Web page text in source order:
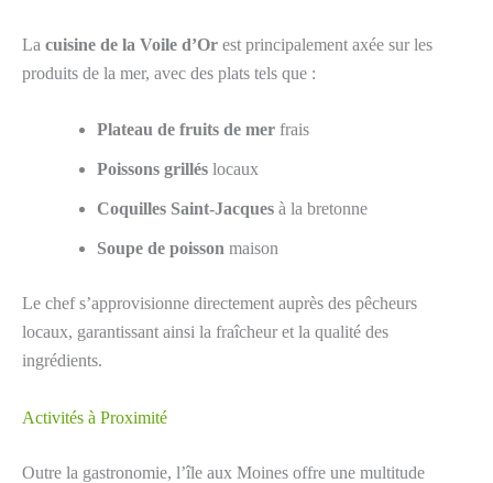
La cuisine de la Voile d’Or est principalement axée sur les
produits de la mer, avec des plats tels que :
Plateau de fruits de mer frais
Poissons grillés locaux
Coquilles Saint-Jacques à la bretonne
Soupe de poisson maison
Le chef s’approvisionne directement auprès des pêcheurs
locaux, garantissant ainsi la fraîcheur et la qualité des
ingrédients.
Activités à Proximité
Outre la gastronomie, l’île aux Moines offre une multitude